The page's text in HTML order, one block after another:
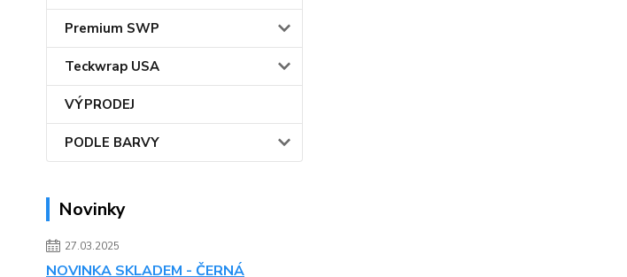
Premium SWP
Teckwrap USA
VÝPRODEJ
PODLE BARVY
Novinky
27.03.2025
NOVINKA SKLADEM - ČERNÁ